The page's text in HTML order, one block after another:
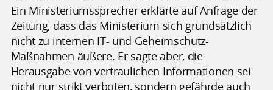
Ein Ministeriumssprecher erklärte auf Anfrage der
Zeitung, dass das Ministerium sich grundsätzlich
nicht zu internen IT- und Geheimschutz-
Maßnahmen äußere. Er sagte aber, die
Herausgabe von vertraulichen Informationen sei
nicht nur strikt verboten, sondern gefährde auch